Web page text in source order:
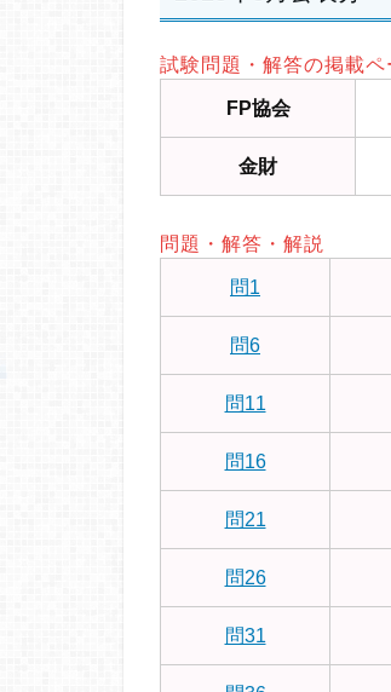
試験問題・解答の掲載ペ
FP協会
金財
問題・解答・解説
問1
問6
問11
問16
問21
問26
問31